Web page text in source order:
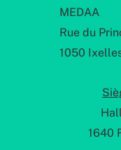
MEDAA
Rue du
1050
1640